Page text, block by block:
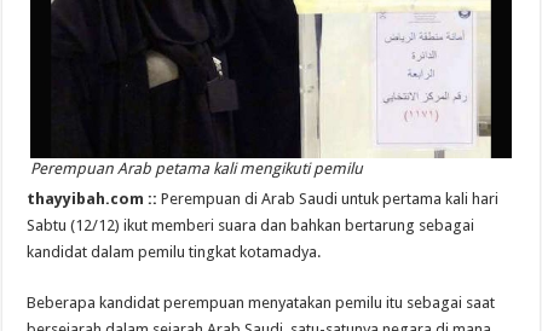
Perempuan Arab petama kali mengikuti pemilu
thayyibah.com ::Perempuan di Arab Saudi untuk pertama kali hari
Sabtu (12/12) ikut memberi suara dan bahkan bertarung sebagai
kandidat dalam pemilu tingkat kotamadya.
Beberapa kandidat perempuan menyatakan pemilu itu sebagai saat